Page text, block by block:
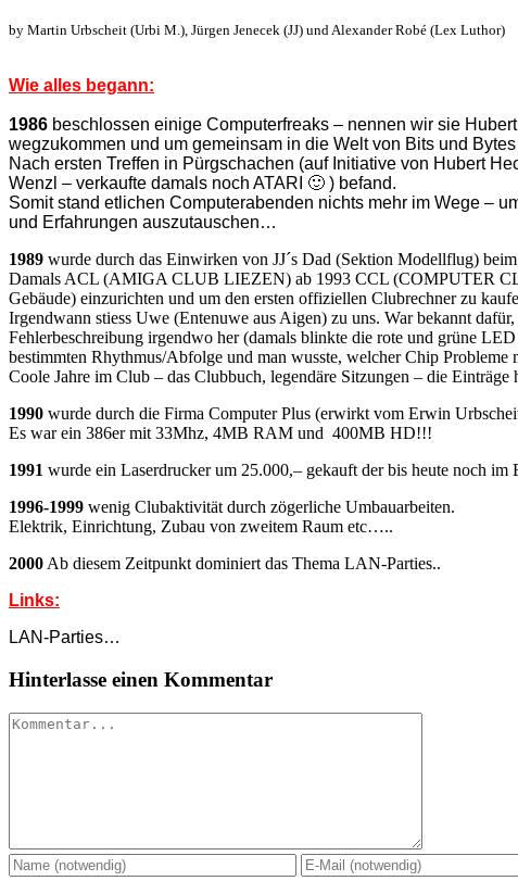
by Martin Urbscheit (Urbi M.), Jürgen Jenecek (JJ) und Alexander Robé (Lex Luthor)
Wie alles begann:
1986 beschlossen einige Computerfreaks – nennen wir sie
wegzukommen und um gemeinsam in die Welt von Bits und
Nach ersten Treffen in Pürgschachen (auf Initiative von Hubert
Wenzl – verkaufte damals noch ATARI 🙂 ) befand.
Somit stand etlichen Computerabenden nichts mehr im Wege –
und Erfahrungen auszutauschen…
1989 wurde durch das Einwirken von JJ´s Dad (Sektion Modellflug)
Damals ACL (AMIGA CLUB LIEZEN) ab 1993 CCL (COMPUTER
Gebäude) einzurichten und um den ersten offiziellen Clubrechner zu
Irgendwann stiess Uwe (Entenuwe aus Aigen) zu uns. War bekannt
Fehlerbeschreibung irgendwo her (damals blinkte die rote und grüne
bestimmten Rhythmus/Abfolge und man wusste, welcher Chip
Coole Jahre im Club – das Clubbuch, legendäre Sitzungen – die
1990 wurde durch die Firma Computer Plus (erwirkt vom Erwin
Es war ein 386er mit 33Mhz, 4MB RAM und 400MB HD!!!
1991 wurde ein Laserdrucker um 25.000,– gekauft der bis heute noch im
1996-1999 wenig Clubaktivität durch zögerliche Umbauarbeiten.
Elektrik, Einrichtung, Zubau von zweitem Raum etc…..
2000 Ab diesem Zeitpunkt dominiert das Thema LAN-Parties..
Links:
LAN-Parties…
Hinterlasse einen Kommentar
Kommentar